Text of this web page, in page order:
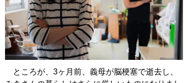
ところが、3ヶ月前、義母が脳梗塞で逝去し、